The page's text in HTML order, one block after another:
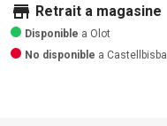
store Retrait a magasine
Disponible a Olot
No disponible a Castellbisbal